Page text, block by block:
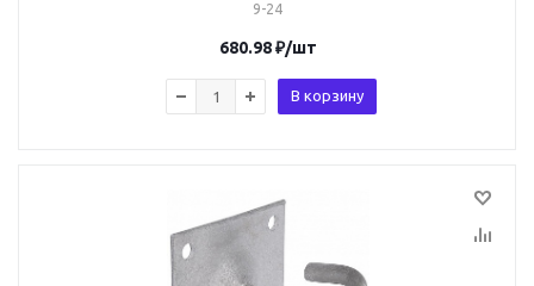
9-24
680.98₽/шт
В корзину